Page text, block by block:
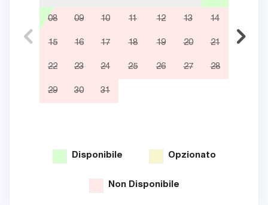
08 09 10 11 12 13 14
15 16 17 18 19 20 21
22 23 24 25 26 27 28
29 30 31
Disponibile Opzionato
Non Disponibile